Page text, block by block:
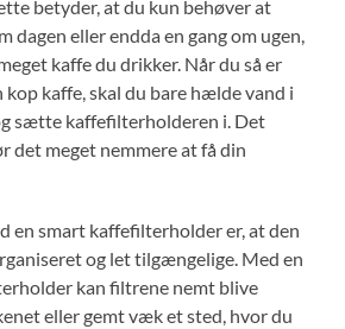
betyder, at du kun behøver at
dagen eller endda en gang om ugen,
kaffe du drikker. Når du så er
kop kaffe, skal du bare hælde vand i
sætte kaffefilterholderen i. Det
det meget nemmere at få din
en smart kaffefilterholder er, at den
og let tilgængelige. Med en
kan filtrene nemt blive
eller gemt væk et sted, hvor du